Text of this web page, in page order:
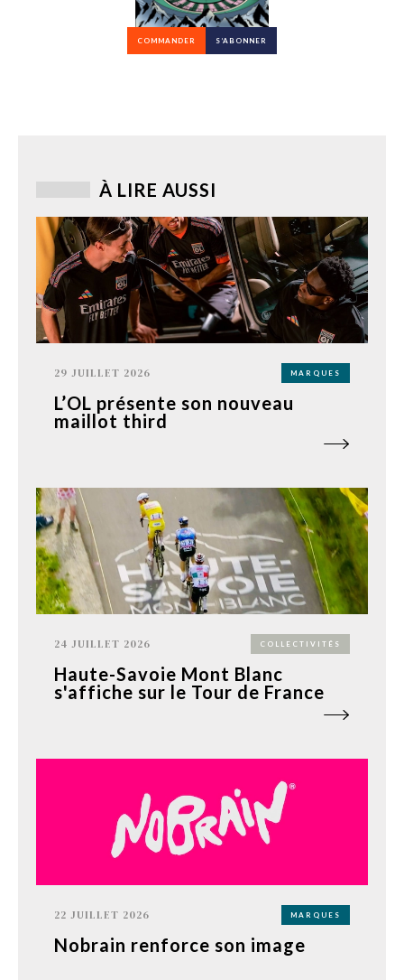
COMMANDER S’ABONNER
À LIRE AUSSI
29 JUILLET 2026 MARQUES
L’OL présente son nouveau
maillot third
24 JUILLET 2026 COLLECTIVITÉS
Haute-Savoie Mont Blanc
s'affiche sur le Tour de France
22 JUILLET 2026 MARQUES
Nobrain renforce son image